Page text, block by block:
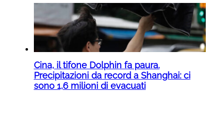
Cina, il tifone Dolphin fa paura.
Precipitazioni da record a Shanghai: ci
sono 1,6 milioni di evacuati